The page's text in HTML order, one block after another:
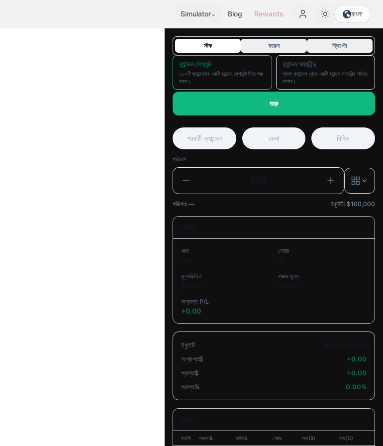
Simulator⌄ Blog Rewards বাংলা
স্টক ফরেক্স ক্রিপ্টো
র‌্যান্ডম সেগমেন্ট
১৮০টি ক্যান্ডেলের একটি র‌্যান্ডম সেগমেন্ট দিয়ে শুরু
করুন।
র‌্যান্ডম সময়বিন্দু
প্রথম ক্যান্ডেল থেকে একটি র‌্যান্ডম সময়বিন্দু পর্যন্ত
দেখান।
শুরু
পরবর্তী ক্যান্ডেল কেনা বিক্রি
পরিমাণ
পজিশন: — ইকুইটি: $100,000
পজিশন
ধরন
n/a
শেয়ার
0
মূল্যভিত্তি
$0.00
বাজার মূল্য
$0.00
অপ্রাপ্ত P/L
+0.00
ইকুইটি $100,000.00
অপ্রাপ্ত$ +0.00
প্রাপ্ত$ +0.00
প্রাপ্ত% 0.00%
ট্রেড
ক্র/বি প্রবেশ$ বাহির$ শেয়ার লাভ($) লাভ(%)